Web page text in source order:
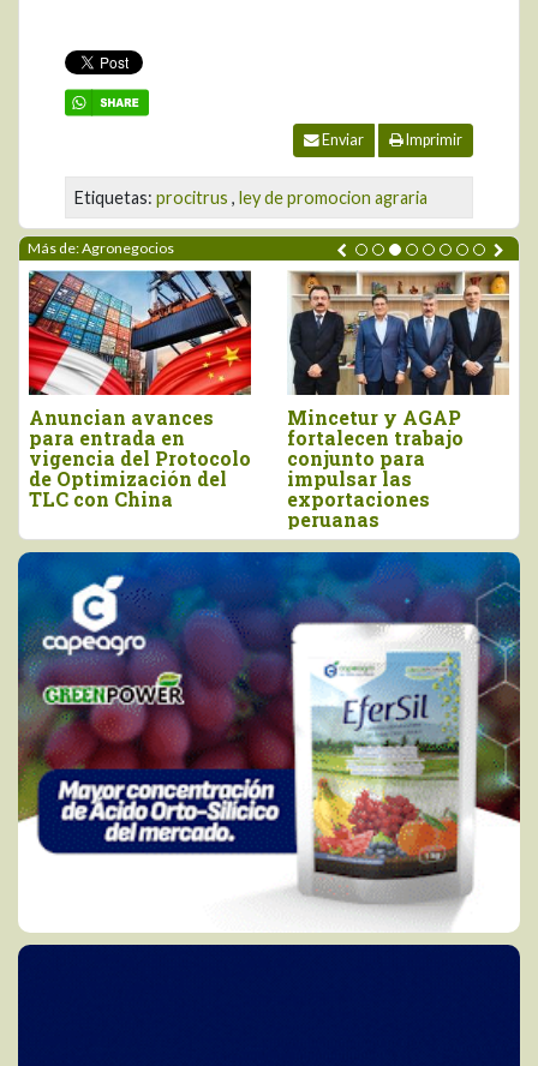
Enviar Imprimir
Etiquetas: procitrus , ley de promocion agraria
Más de: Agronegocios
Exportaciones
peruanas de camote
crecen 20.3% y llegan
a 19 mercados
internacionales
Importaciones de
frijol canario se
incrementan al
primer semestre del
año